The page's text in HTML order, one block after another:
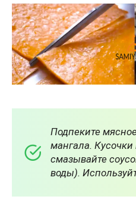
Подпеките
мангала.
смазывайте
воды).